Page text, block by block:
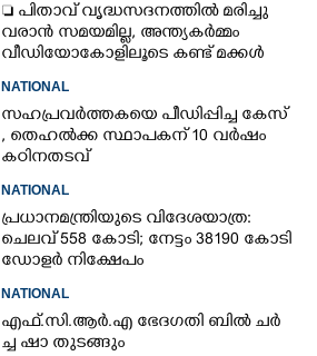
 പിതാവ് വൃദ്ധസദനത്തിൽ മരിച്ചു
വരാൻ സമയമില്ല,​ അന്ത്യകർമ്മം
വീഡിയോകോളിലൂടെ കണ്ട് മക്കൾ
NATIONAL
സഹപ്രവർത്തകയെ പീഡിപ്പിച്ച കേസ്
, തെഹൽക്ക സ്ഥാപകന് 10 വർഷം
കഠിനതടവ്
NATIONAL
പ്രധാനമന്ത്രിയുടെ വിദേശയാത്ര:
ചെലവ് 558 കോടി; നേട്ടം 38190 കോടി
ഡോളർ നിക്ഷേപം
NATIONAL
എ​ഫ്.​സി.​ആ​ർ.​എ​ ​ഭേ​ദ​ഗ​തി​ ​ബിൽ ച​ർ​
ച്ച​ ​ഷാ​ ​തുടങ്ങും